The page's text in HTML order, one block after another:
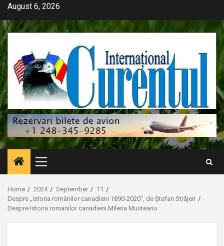
Skip
content
August 6, 2026
Primary
Menu
Home 2024 September
11
Despre „Istoria românilor canadieni 1890-2020”, de Ștefan Străjeri
Despre Istoria romanilor canadieni.Milena Munteanu